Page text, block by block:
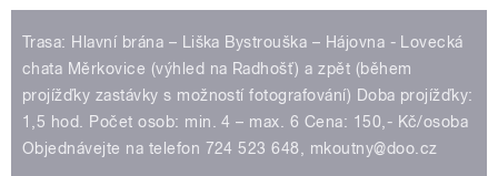
Trasa: Hlavní brána – Liška Bystrouška – Hájovna - Lovecká
chata Měrkovice (výhled na Radhošť) a zpět (během
projížďky zastávky s možností fotografování) Doba projížďky:
1,5 hod. Počet osob: min. 4 – max. 6 Cena: 150,- Kč/osoba
Objednávejte na telefon 724 523 648, mkoutny@doo.cz